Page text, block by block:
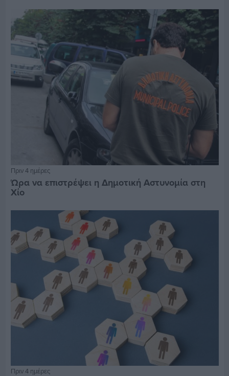
Πριν 4 ημέρες
Ώρα να επιστρέψει η Δημοτική Αστυνομία στη
Χίο
Πριν 4 ημέρες